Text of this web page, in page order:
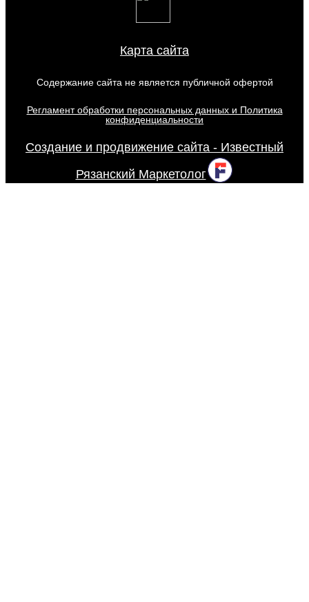
Карта сайта
Содержание сайта не является публичной офертой
Регламент обработки персональных данных и Политика
конфиденциальности
Создание и продвижение сайта - Известный
Рязанский Маркетолог